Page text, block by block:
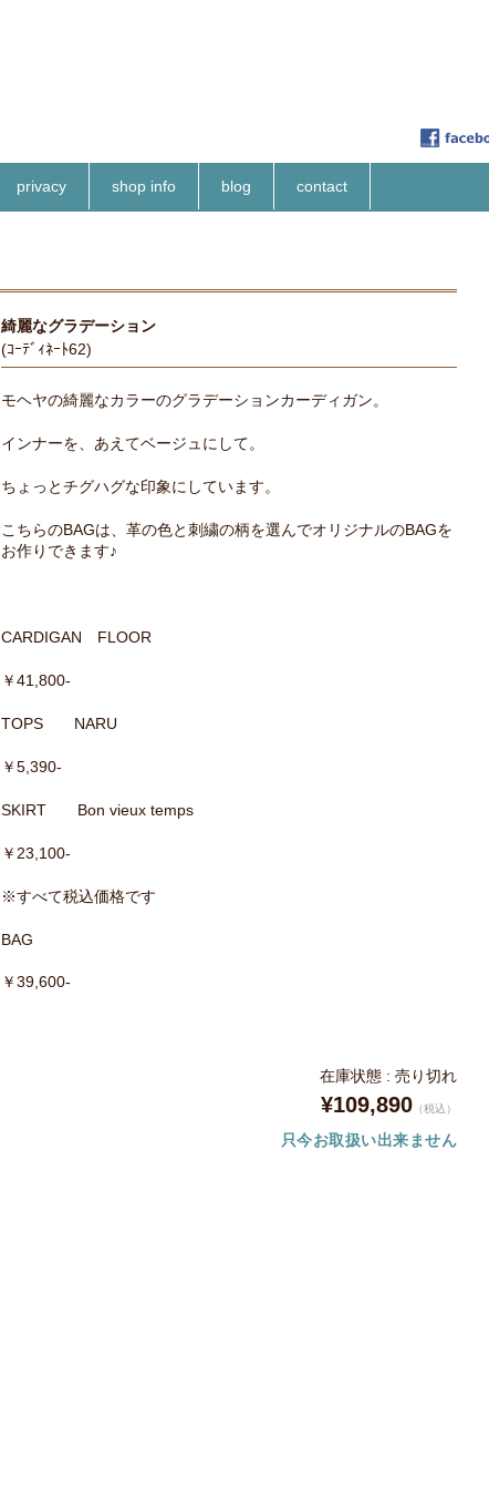
privacy shop info blog contact
綺麗なグラデーション
(ｺｰﾃﾞｨﾈｰﾄ62)
モヘヤの綺麗なカラーのグラデーションカーディガン。
インナーを、あえてベージュにして。
ちょっとチグハグな印象にしています。
こちらのBAGは、革の色と刺繍の柄を選んでオリジナルのBAGを
お作りできます♪
CARDIGAN FLOOR
￥41,800-
TOPS NARU
￥5,390-
SKIRT Bon vieux temps
￥23,100-
※すべて税込価格です
BAG
￥39,600-
在庫状態 : 売り切れ
¥109,890 （税込）
只今お取扱い出来ません